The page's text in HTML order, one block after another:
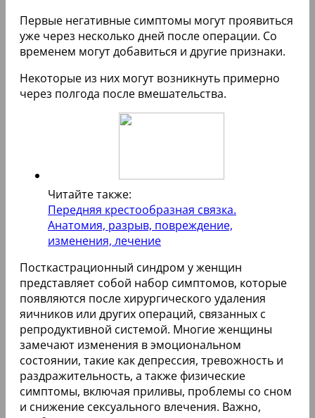
Первые негативные симптомы могут проявиться
уже через несколько дней после операции. Со
временем могут добавиться и другие признаки.
Некоторые из них могут возникнуть примерно
через полгода после вмешательства.
Читайте также:
Передняя крестообразная связка.
Анатомия, разрыв, повреждение,
изменения, лечение
Посткастрационный синдром у женщин
представляет собой набор симптомов, которые
появляются после хирургического удаления
яичников или других операций, связанных с
репродуктивной системой. Многие женщины
замечают изменения в эмоциональном
состоянии, такие как депрессия, тревожность и
раздражительность, а также физические
симптомы, включая приливы, проблемы со сном
и снижение сексуального влечения. Важно,